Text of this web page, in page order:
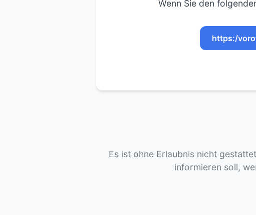
Wenn Sie den
https:/
Es ist ohne Erlaubnis nicht
informieren soll,